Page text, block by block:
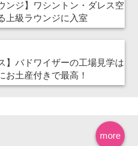
ンジ】ワシントン・ダレス空
上級ラウンジに入室
】バドワイザーの工場見学は
お土産付きで最高！
more